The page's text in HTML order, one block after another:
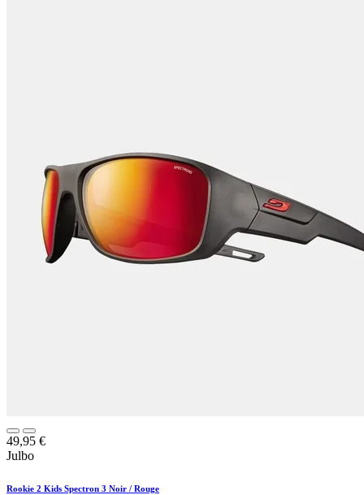
49,95 €
Julbo
Rookie 2 Kids Spectron 3 Noir / Rouge